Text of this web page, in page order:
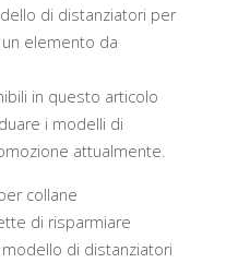
di distanziatori per
elemento da
in questo articolo
i modelli di
attualmente.
collane
di risparmiare
di distanziatori